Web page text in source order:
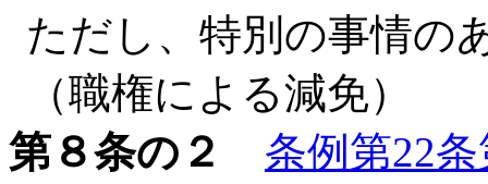
ただし、特別の事情の
（職権による減免）
第８条の２
条例第22